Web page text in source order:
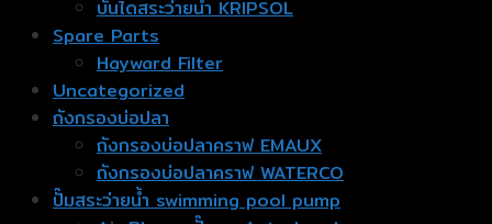
บันไดสระว่ายน้ำ KRIPSOL
Spare Parts
Hayward Filter
Uncategorized
ถังกรองบ่อปลา
ถังกรองบ่อปลาคราฟ EMAUX
ถังกรองบ่อปลาคราฟ WATERCO
ปั๊มสระว่ายน้ำ swimming pool pump